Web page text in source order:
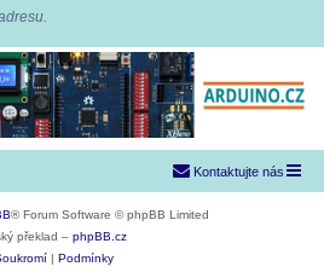
Kontaktujte nás
® Forum Software © phpBB Limited
překlad – phpBB.cz
Podmínky